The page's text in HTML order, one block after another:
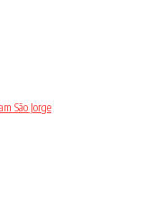
São Jorge